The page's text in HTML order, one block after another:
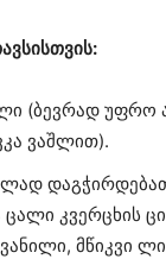
(ბევრად უფრო
ვაშლით).
ცალი კვერცხის
მწიკვი